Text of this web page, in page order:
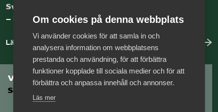
Logga in på Arbetsgivarguiden
Sök på serviceforetagen.se
Sveriges nya basnäring
– landets främsta integrationsmotor.
Läs mer om oss
Vill du vara en del av
Serviceföretagen?
Om cookies på denna webbplats
Vi använder cookies för att samla in och
analysera information om webbplatsens
prestanda och användning, för att förbättra
funktioner kopplade till sociala medier och för att
förbättra och anpassa innehåll och annonser.
Läs mer